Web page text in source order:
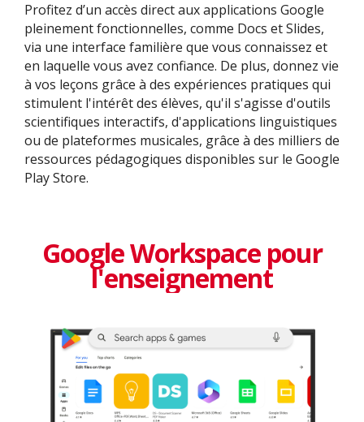
Profitez d’un accès direct aux applications Google
pleinement fonctionnelles, comme Docs et Slides,
via une interface familière que vous connaissez et
en laquelle vous avez confiance. De plus, donnez vie
à vos leçons grâce à des expériences pratiques qui
stimulent l'intérêt des élèves, qu'il s'agisse d'outils
scientifiques interactifs, d'applications linguistiques
ou de plateformes musicales, grâce à des milliers de
ressources pédagogiques disponibles sur le Google
Play Store.
Google Workspace pour
l'enseignement